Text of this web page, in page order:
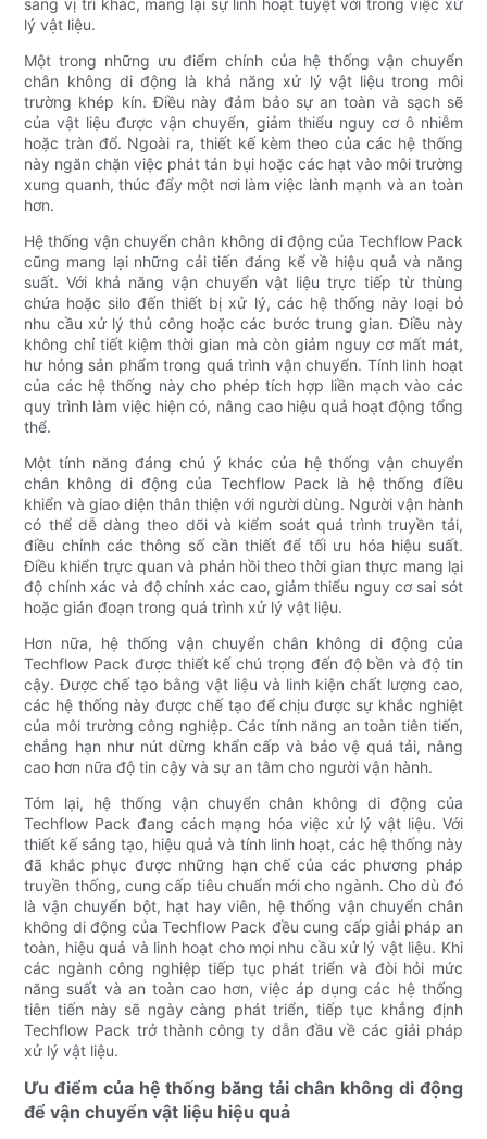
sang vị trí khác, mang lại sự linh hoạt tuyệt vời trong việc xử
lý vật liệu.
Một trong những ưu điểm chính của hệ thống vận chuyển
chân không di động là khả năng xử lý vật liệu trong môi
trường khép kín. Điều này đảm bảo sự an toàn và sạch sẽ
của vật liệu được vận chuyển, giảm thiểu nguy cơ ô nhiễm
hoặc tràn đổ. Ngoài ra, thiết kế kèm theo của các hệ thống
này ngăn chặn việc phát tán bụi hoặc các hạt vào môi trường
xung quanh, thúc đẩy một nơi làm việc lành mạnh và an toàn
hơn.
Hệ thống vận chuyển chân không di động của Techflow Pack
cũng mang lại những cải tiến đáng kể về hiệu quả và năng
suất. Với khả năng vận chuyển vật liệu trực tiếp từ thùng
chứa hoặc silo đến thiết bị xử lý, các hệ thống này loại bỏ
nhu cầu xử lý thủ công hoặc các bước trung gian. Điều này
không chỉ tiết kiệm thời gian mà còn giảm nguy cơ mất mát,
hư hỏng sản phẩm trong quá trình vận chuyển. Tính linh hoạt
của các hệ thống này cho phép tích hợp liền mạch vào các
quy trình làm việc hiện có, nâng cao hiệu quả hoạt động tổng
thể.
Một tính năng đáng chú ý khác của hệ thống vận chuyển
chân không di động của Techflow Pack là hệ thống điều
khiển và giao diện thân thiện với người dùng. Người vận hành
có thể dễ dàng theo dõi và kiểm soát quá trình truyền tải,
điều chỉnh các thông số cần thiết để tối ưu hóa hiệu suất.
Điều khiển trực quan và phản hồi theo thời gian thực mang lại
độ chính xác và độ chính xác cao, giảm thiểu nguy cơ sai sót
hoặc gián đoạn trong quá trình xử lý vật liệu.
Hơn nữa, hệ thống vận chuyển chân không di động của
Techflow Pack được thiết kế chú trọng đến độ bền và độ tin
cậy. Được chế tạo bằng vật liệu và linh kiện chất lượng cao,
các hệ thống này được chế tạo để chịu được sự khắc nghiệt
của môi trường công nghiệp. Các tính năng an toàn tiên tiến,
chẳng hạn như nút dừng khẩn cấp và bảo vệ quá tải, nâng
cao hơn nữa độ tin cậy và sự an tâm cho người vận hành.
Tóm lại, hệ thống vận chuyển chân không di động của
Techflow Pack đang cách mạng hóa việc xử lý vật liệu. Với
thiết kế sáng tạo, hiệu quả và tính linh hoạt, các hệ thống này
đã khắc phục được những hạn chế của các phương pháp
truyền thống, cung cấp tiêu chuẩn mới cho ngành. Cho dù đó
là vận chuyển bột, hạt hay viên, hệ thống vận chuyển chân
không di động của Techflow Pack đều cung cấp giải pháp an
toàn, hiệu quả và linh hoạt cho mọi nhu cầu xử lý vật liệu. Khi
các ngành công nghiệp tiếp tục phát triển và đòi hỏi mức
năng suất và an toàn cao hơn, việc áp dụng các hệ thống
tiên tiến này sẽ ngày càng phát triển, tiếp tục khẳng định
Techflow Pack trở thành công ty dẫn đầu về các giải pháp
xử lý vật liệu.
Ưu điểm của hệ thống băng tải chân không di động
để vận chuyển vật liệu hiệu quả